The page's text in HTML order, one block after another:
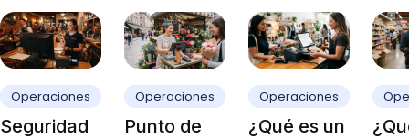
Operaciones
Seguridad
Operaciones
Punto de
Operaciones
¿Qué es un